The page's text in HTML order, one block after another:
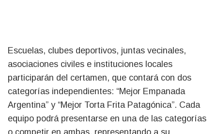
Escuelas, clubes deportivos, juntas vecinales,
asociaciones civiles e instituciones locales
participarán del certamen, que contará con dos
categorías independientes: “Mejor Empanada
Argentina” y “Mejor Torta Frita Patagónica”. Cada
equipo podrá presentarse en una de las categorías
o competir en ambas, representando a su